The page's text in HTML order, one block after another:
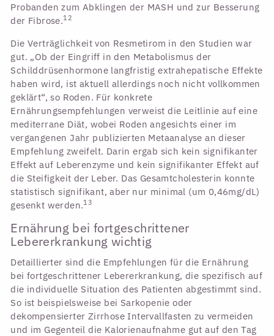
Probanden zum Abklingen der MASH und zur Besserung
der Fibrose.12
Die Verträglichkeit von Resmetirom in den Studien war
gut. „Ob der Eingriff in den Metabolismus der
Schilddrüsenhormone langfristig extrahepatische Effekte
haben wird, ist aktuell allerdings noch nicht vollkommen
geklärt“, so Roden. Für konkrete
Ernährungsempfehlungen verweist die Leitlinie auf eine
mediterrane Diät, wobei Roden angesichts einer im
vergangenen Jahr publizierten Metaanalyse an dieser
Empfehlung zweifelt. Darin ergab sich kein signifikanter
Effekt auf Leberenzyme und kein signifikanter Effekt auf
die Steifigkeit der Leber. Das Gesamtcholesterin konnte
statistisch signifikant, aber nur minimal (um 0,46mg/dL)
gesenkt werden.13
Ernährung bei fortgeschrittener
Lebererkrankung wichtig
Detaillierter sind die Empfehlungen für die Ernährung
bei fortgeschrittener Lebererkrankung, die spezifisch auf
die individuelle Situation des Patienten abgestimmt sind.
So ist beispielsweise bei Sarkopenie oder
dekompensierter Zirrhose Intervallfasten zu vermeiden
und im Gegenteil die Kalorienaufnahme gut auf den Tag